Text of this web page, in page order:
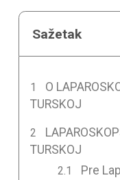
Sažetak
O
TURSKOJ
TURSKOJ
Pre